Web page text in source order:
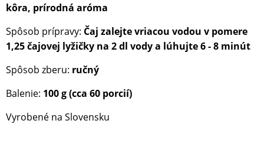
kôra, prírodná aróma
Spôsob prípravy: Čaj zalejte vriacou vodou v pomere
1,25 čajovej lyžičky na 2 dl vody a lúhujte 6 - 8 minút
Spôsob zberu: ručný
Balenie: 100 g (cca 60 porcií)
Vyrobené na Slovensku